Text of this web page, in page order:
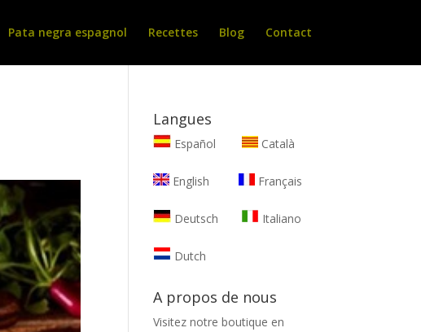
Pata negra espagnol Recettes Blog Contact
Langues
Español Català
English Français
Deutsch Italiano
Dutch
A propos de nous
Visitez notre boutique en